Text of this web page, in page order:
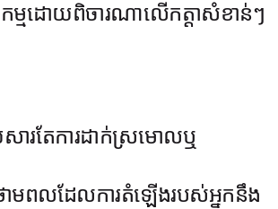
កម្មដោយពិចារណាលើកត្តាសំខាន់ៗ
ារតែការដាក់ស្រមោលឬ
ថាមពលដែលការតំឡើងរបស់អ្នកនឹង